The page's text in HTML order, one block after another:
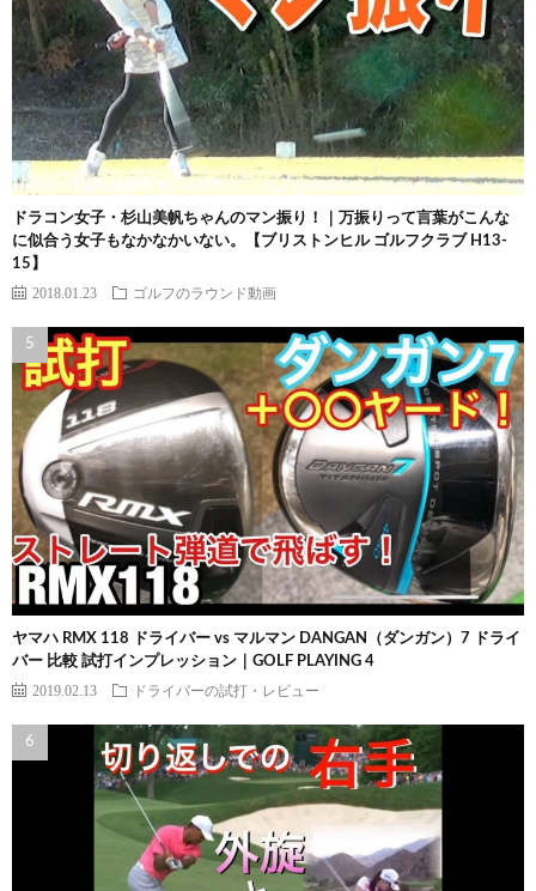
ドラコン女子・杉山美帆ちゃんのマン振り！｜万振りって言葉がこんな
に似合う女子もなかなかいない。【ブリストンヒル ゴルフクラブ H13-
15】
2018.01.23 ゴルフのラウンド動画
ヤマハ RMX 118 ドライバー vs マルマン DANGAN（ダンガン）7 ドライ
バー 比較 試打インプレッション｜GOLF PLAYING 4
2019.02.13 ドライバーの試打・レビュー